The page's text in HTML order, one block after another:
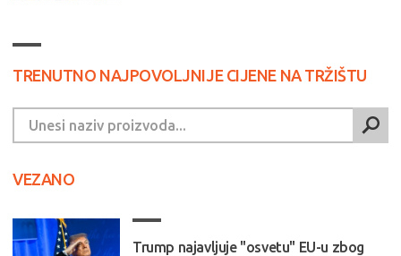
TRENUTNO NAJPOVOLJNIJE CIJENE NA TRŽIŠTU
VEZANO
Trump najavljuje "osvetu" EU-u zbog